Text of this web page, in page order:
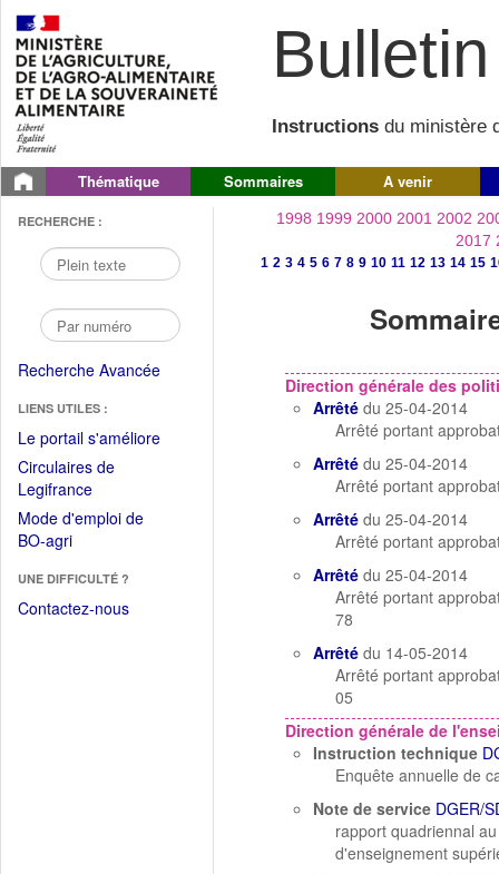
Instructions du ministère
Thématique Sommaires A venir
RECHERCHE :
Recherche Avancée
LIENS UTILES :
Le portail s'améliore(Fichier
Circulaires de
Legifrance(Ouvrir
dans
une
fenêtre)
Mode d'emploi de
BO-agri(Ouvrir
une
nouvelle
UNE DIFFICULTÉ ?
Contactez-nous
1998 1999 2000 2001 2002
2017
1 2 3 4 5 6 7 8 9 10 11 12 13 14 15
Direction générale des
Arrêté du 25-04-2014
Arrêté portant
Arrêté du 25-04-2014
Arrêté portant
Arrêté du 25-04-2014
Arrêté portant
Arrêté du 25-04-2014
Arrêté portant
78
Arrêté du 14-05-2014
Arrêté portant
05
Direction générale de
Instruction technique
Enquête annuelle de
Note de service DGER/
rapport quadriennal
d'enseignement